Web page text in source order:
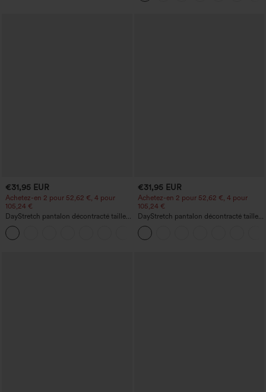
€31,95 EUR
Achetez-en 2 pour 52,62 €, 4 pour
105,24 €
DayStretch pantalon décontracté taille
haute à jambe en forme de tonneau
avec poches
€31,95 EUR
Achetez-en 2 pour 52,62 €, 4 pour
105,24 €
DayStretch pantalon décontracté taille
haute avec poches et coupe droite